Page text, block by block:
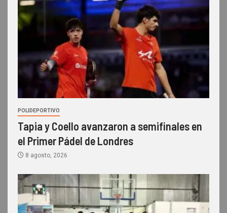
POLIDEPORTIVO
Tapia y Coello avanzaron a semifinales en
el Primer Pádel de Londres
8 agosto, 2026